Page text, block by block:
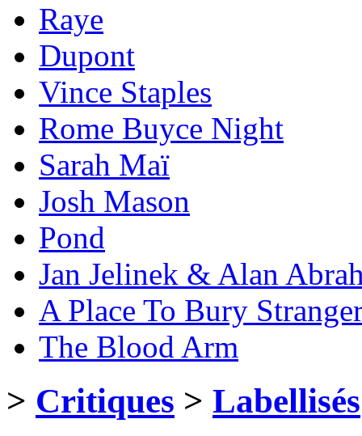
Raye
Dupont
Vince Staples
Rome Buyce Night
Sarah Maï
Josh Mason
Pond
Jan Jelinek & Alan
A Place To Bury
The Blood Arm
> Critiques > Labellisés